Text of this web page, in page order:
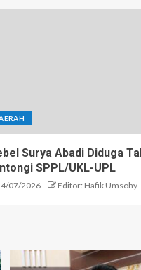
Surya Abadi Diduga
SPPL/UKL-UPL
07/2026 Editor: Hafik Umsohy